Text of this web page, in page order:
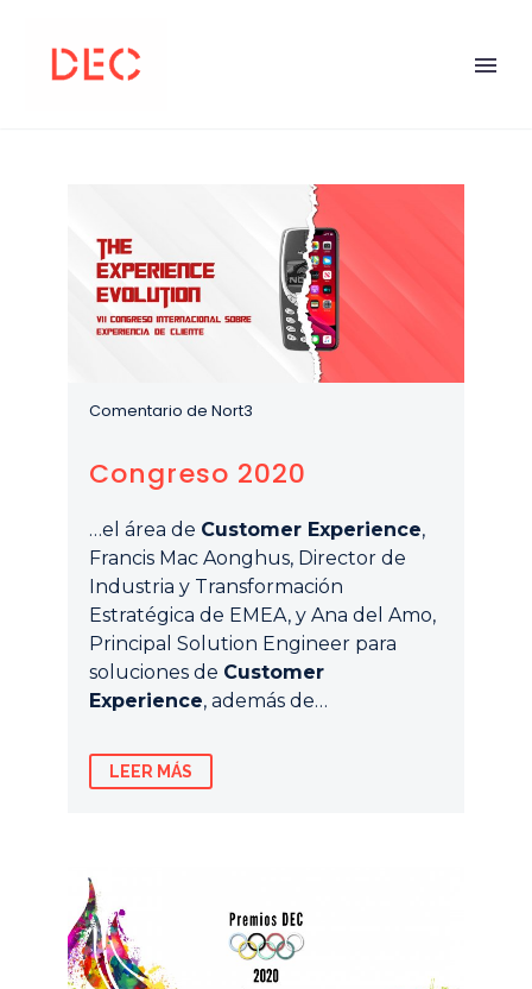
Comentario de Nort3
Congreso 2020
…el área de Customer Experience,
Francis Mac Aonghus, Director de
Industria y Transformación
Estratégica de EMEA, y Ana del Amo,
Principal Solution Engineer para
soluciones de Customer
Experience, además de…
LEER MÁS